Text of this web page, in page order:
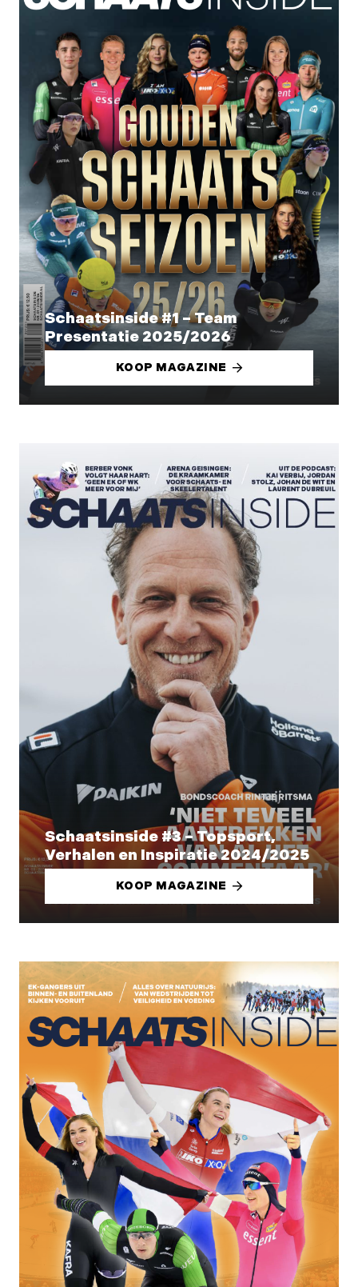
Schaatsinside #1 – Team
Presentatie 2025/2026
KOOP MAGAZINE
Schaatsinside #3 – Topsport,
Verhalen en Inspiratie 2024/2025
KOOP MAGAZINE